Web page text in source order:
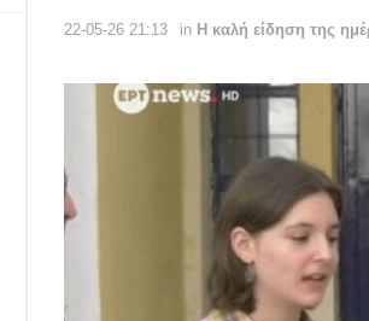
22-05-26 21:13 in Η καλή είδηση της